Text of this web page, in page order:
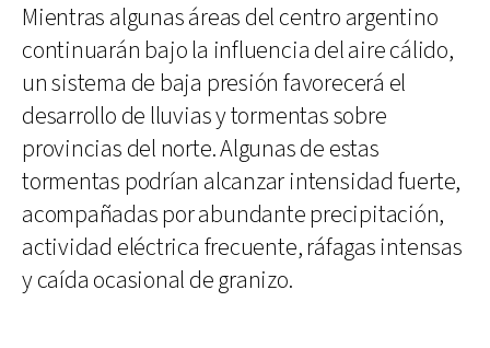
Mientras algunas áreas del centro argentino
continuarán bajo la influencia del aire cálido,
un sistema de baja presión favorecerá el
desarrollo de lluvias y tormentas sobre
provincias del norte. Algunas de estas
tormentas podrían alcanzar intensidad fuerte,
acompañadas por abundante precipitación,
actividad eléctrica frecuente, ráfagas intensas
y caída ocasional de granizo.